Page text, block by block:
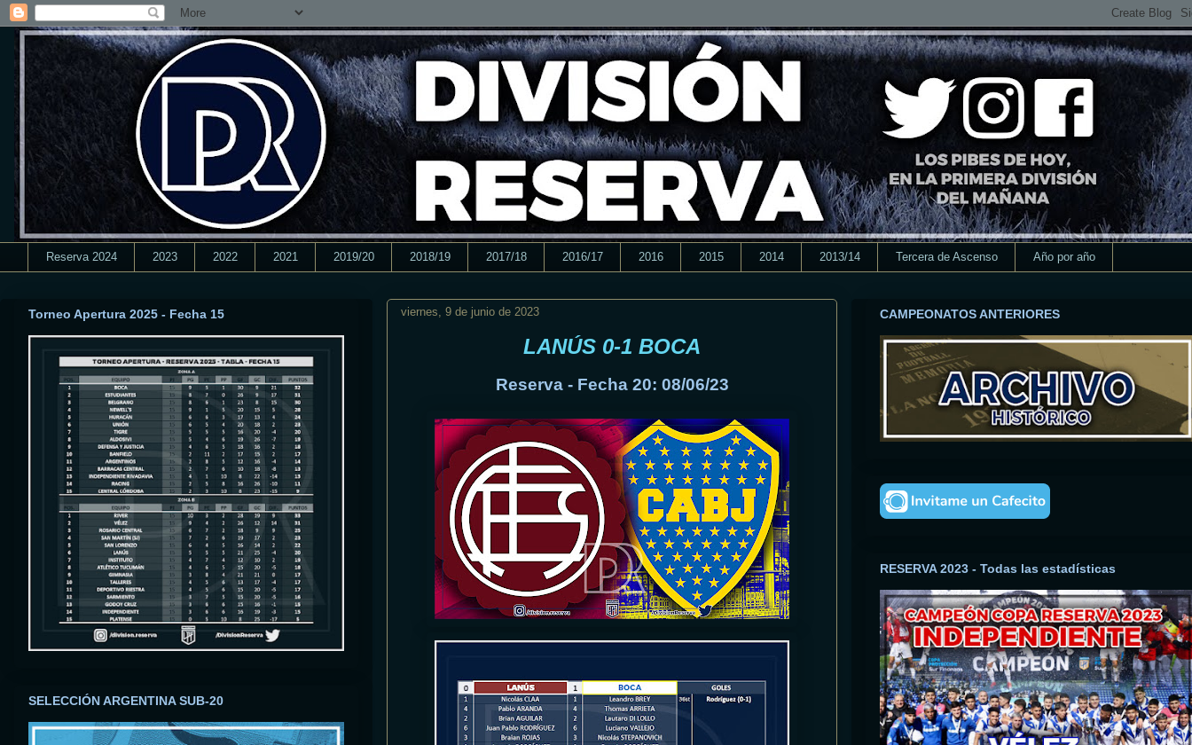
Reserva 2024 2023 2022 2021 2019/20 2018/19 2017/18 2016/17 2016 2015 2014 2013/14 Tercera de Ascenso Año por año
viernes, 9 de junio de 2023
LANÚS 0-1 BOCA
Reserva - Fecha 20: 08/06/23
Torneo Apertura 2025 - Fecha 15
SELECCIÓN ARGENTINA SUB-20
CAMPEONATOS ANTERIORES
RESERVA 2023 - Todas las estadísticas